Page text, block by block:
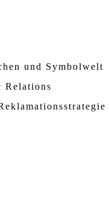
und Symbolwelt
Relations